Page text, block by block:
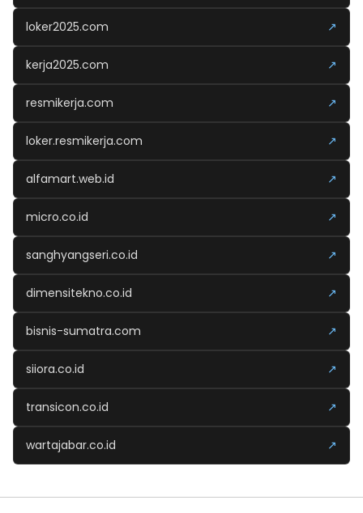
loker2025.com ↗
kerja2025.com ↗
resmikerja.com ↗
loker.resmikerja.com ↗
alfamart.web.id ↗
micro.co.id ↗
sanghyangseri.co.id ↗
dimensitekno.co.id ↗
bisnis-sumatra.com ↗
siiora.co.id ↗
transicon.co.id ↗
wartajabar.co.id ↗